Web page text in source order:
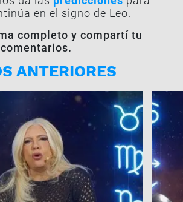
en el signo de Leo.
completo y compartí tu
ANTERIORES